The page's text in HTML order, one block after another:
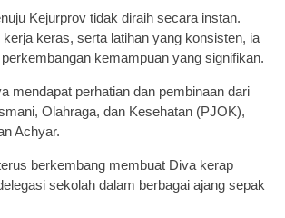
Kejurprov tidak diraih secara instan.
keras, serta latihan yang konsisten, ia
kemampuan yang signifikan.
mendapat perhatian dan pembinaan dari
Olahraga, dan Kesehatan (PJOK),
Achyar.
berkembang membuat Diva kerap
sekolah dalam berbagai ajang sepak